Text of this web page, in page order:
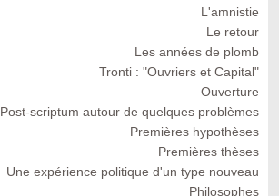
L'amnistie
Le retour
Les années de plomb
Tronti : "Ouvriers et Capital"
Ouverture
Post-scriptum autour de quelques problèmes
Premières hypothèses
Premières thèses
Une expérience politique d'un type nouveau
Philosophes